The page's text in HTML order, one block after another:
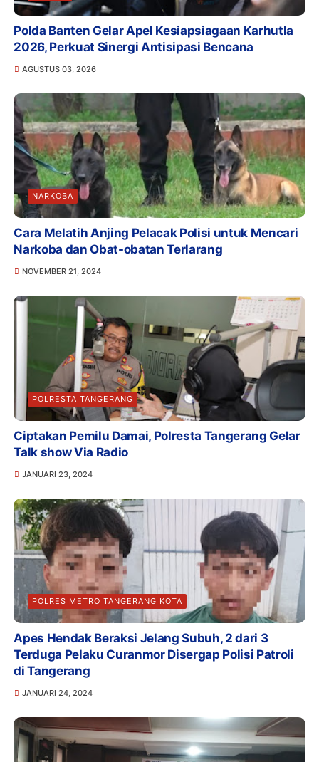
Polda Banten Gelar Apel Kesiapsiagaan Karhutla
2026, Perkuat Sinergi Antisipasi Bencana
AGUSTUS 03, 2026
NARKOBA
Cara Melatih Anjing Pelacak Polisi untuk Mencari
Narkoba dan Obat-obatan Terlarang
NOVEMBER 21, 2024
POLRESTA TANGERANG
Ciptakan Pemilu Damai, Polresta Tangerang Gelar
Talk show Via Radio
JANUARI 23, 2024
POLRES METRO TANGERANG KOTA
Apes Hendak Beraksi Jelang Subuh, 2 dari 3
Terduga Pelaku Curanmor Disergap Polisi Patroli
di Tangerang
JANUARI 24, 2024